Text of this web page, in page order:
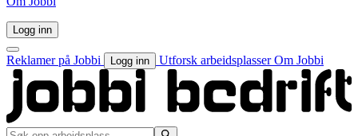
Logg inn
Reklamer på Jobbi Logg inn Utforsk arbeidsplasserOm Jobbi